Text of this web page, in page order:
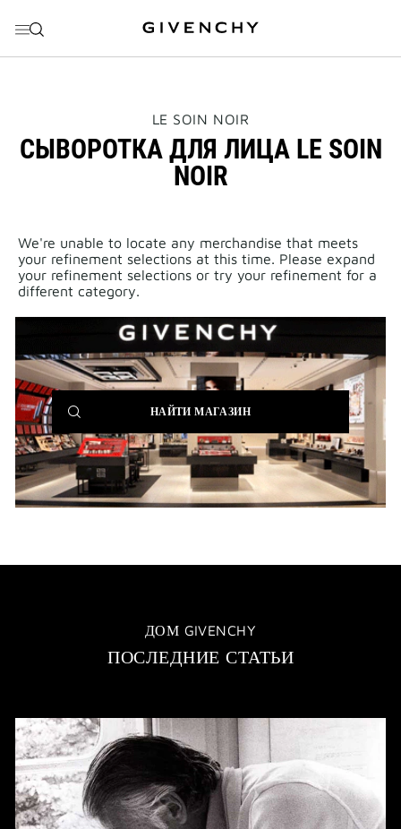
ПЕРЕЙТИ К ПОИСКУ
THIS
WILL
OPEN
NEW
LE SOIN NOIR
СЫВОРОТКА ДЛЯ ЛИЦА LE SOIN
NOIR
We're unable to locate any merchandise that meets
your refinement selections at this time. Please expand
your refinement selections or try your refinement for a
different category.
НАЙТИ МАГАЗИН(NEW
WINDOW)
ДОМ GIVENCHY
ПОСЛЕДНИЕ СТАТЬИ